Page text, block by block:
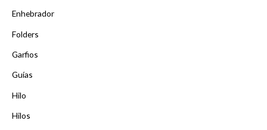
Enhebrador
Folders
Garfios
Guías
Hilo
Hilos